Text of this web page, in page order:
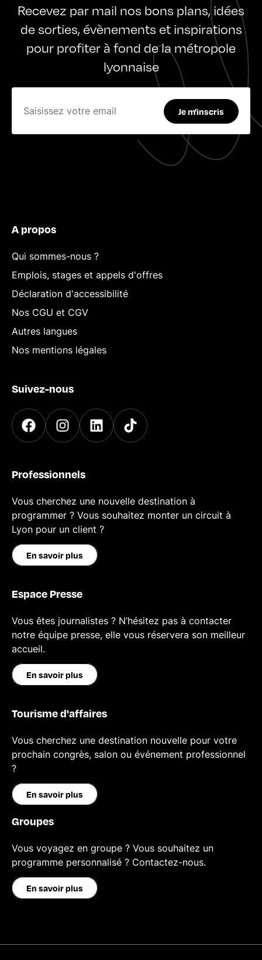
Recevez par mail nos bons plans, idées
de sorties, évènements et inspirations
pour profiter à fond de la métropole
lyonnaise
Je m'inscris
A propos
Qui sommes-nous ?
Emplois, stages et appels d'offres
Déclaration d'accessibilité
Nos CGU et CGV
Autres langues
Nos mentions légales
Suivez-nous
Professionnels
Vous cherchez une nouvelle destination à
programmer ? Vous souhaitez monter un circuit à
Lyon pour un client ?
En savoir plus
Espace Presse
Vous êtes journalistes ? N’hésitez pas à contacter
notre équipe presse, elle vous réservera son meilleur
accueil.
En savoir plus
Tourisme d'affaires
Vous cherchez une destination nouvelle pour votre
prochain congrès, salon ou événement professionnel
?
En savoir plus
Groupes
Vous voyagez en groupe ? Vous souhaitez un
programme personnalisé ? Contactez-nous.
En savoir plus